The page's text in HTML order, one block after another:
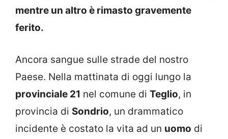
mentre un altro è rimasto gravemente
ferito.
Ancora sangue sulle strade del nostro
Paese. Nella mattinata di oggi lungo la
provinciale 21 nel comune di Teglio, in
provincia di Sondrio, un drammatico
incidente è costato la vita ad un uomo di